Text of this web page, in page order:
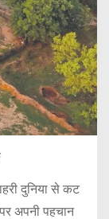
दुनिया से कट
अपनी पहचान